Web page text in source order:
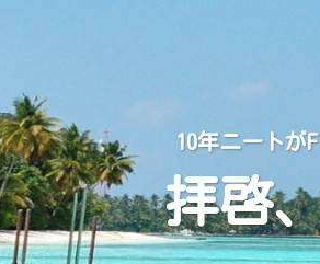
10年ニートが
拝啓